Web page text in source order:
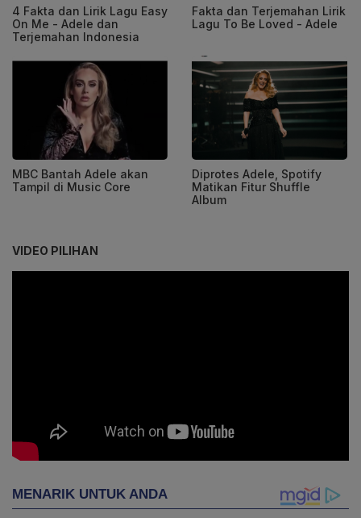
4 Fakta dan Lirik Lagu Easy
On Me - Adele dan
Terjemahan Indonesia
Fakta dan Terjemahan Lirik
Lagu To Be Loved - Adele
MBC Bantah Adele akan
Tampil di Music Core
Diprotes Adele, Spotify
Matikan Fitur Shuffle
Album
VIDEO PILIHAN